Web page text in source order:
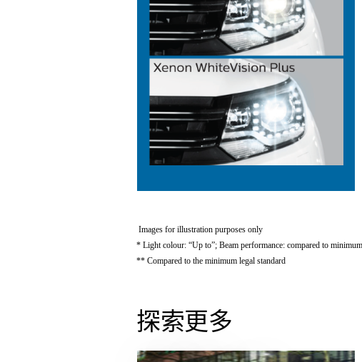
Images for illustration purposes only
* Light colour: “Up to”; Beam performance: compared to
** Compared to the minimum legal standard
探索更多